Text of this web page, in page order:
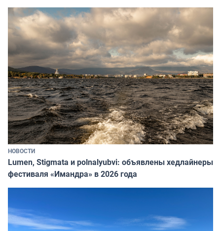
НОВОСТИ
Lumen, Stigmata и polnalyubvi: объявлены хедлайнеры
фестиваля «Имандра» в 2026 года